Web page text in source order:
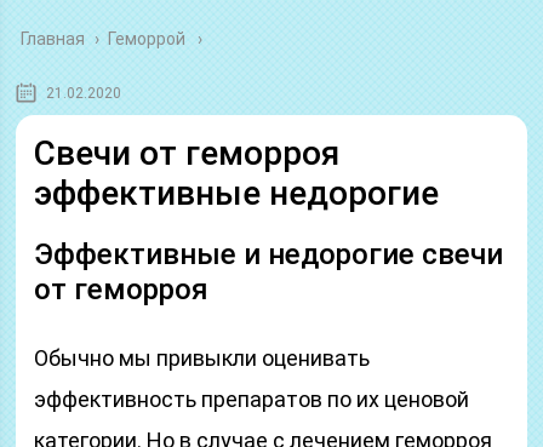
Главная › Геморрой
21.02.2020
Свечи от геморроя
эффективные недорогие
Эффективные и недорогие свечи
от геморроя
Обычно мы привыкли оценивать
эффективность препаратов по их ценовой
категории. Но в случае с лечением геморроя